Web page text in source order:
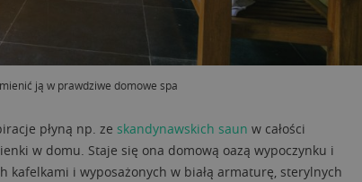
ją w prawdziwe domowe spa
płyną np. ze skandynawskich saun w całości
w domu. Staje się ona domową oazą wypoczynku i
kafelkami i wyposażonych w białą armaturę, sterylnych